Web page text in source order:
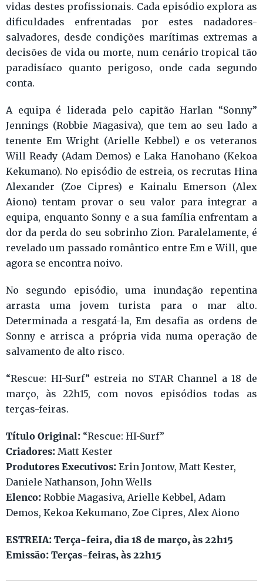
vidas destes profissionais. Cada episódio explora as
dificuldades enfrentadas por estes nadadores-
salvadores, desde condições marítimas extremas a
decisões de vida ou morte, num cenário tropical tão
paradisíaco quanto perigoso, onde cada segundo
conta.
A equipa é liderada pelo capitão Harlan “Sonny”
Jennings (Robbie Magasiva), que tem ao seu lado a
tenente Em Wright (Arielle Kebbel) e os veteranos
Will Ready (Adam Demos) e Laka Hanohano (Kekoa
Kekumano). No episódio de estreia, os recrutas Hina
Alexander (Zoe Cipres) e Kainalu Emerson (Alex
Aiono) tentam provar o seu valor para integrar a
equipa, enquanto Sonny e a sua família enfrentam a
dor da perda do seu sobrinho Zion. Paralelamente, é
revelado um passado romântico entre Em e Will, que
agora se encontra noivo.
No segundo episódio, uma inundação repentina
arrasta uma jovem turista para o mar alto.
Determinada a resgatá-la, Em desafia as ordens de
Sonny e arrisca a própria vida numa operação de
salvamento de alto risco.
“Rescue: HI-Surf” estreia no STAR Channel a 18 de
março, às 22h15, com novos episódios todas as
terças-feiras.
Título Original: “Rescue: HI-Surf”
Criadores: Matt Kester
Produtores Executivos: Erin Jontow, Matt Kester,
Daniele Nathanson, John Wells
Elenco: Robbie Magasiva, Arielle Kebbel, Adam
Demos, Kekoa Kekumano, Zoe Cipres, Alex Aiono
ESTREIA: Terça-feira, dia 18 de março, às 22h15
Emissão: Terças-feiras, às 22h15